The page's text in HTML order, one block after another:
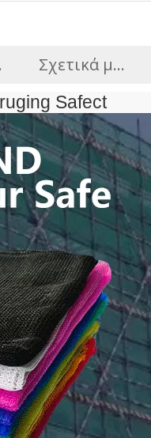
Σχετικά με εμάς
Safect